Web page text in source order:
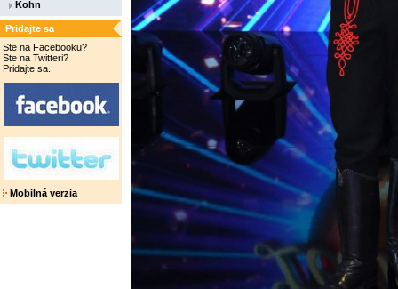
Kohn
Pridajte sa
Ste na Facebooku?
Ste na Twitteri?
Pridajte sa.
Mobilná verzia